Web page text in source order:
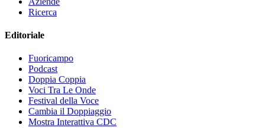
Ricerca
Editoriale
Fuoricampo
Podcast
Doppia Coppia
Voci Tra Le Onde
Festival della Voce
Cambia il Doppiaggio
Mostra Interattiva CDC